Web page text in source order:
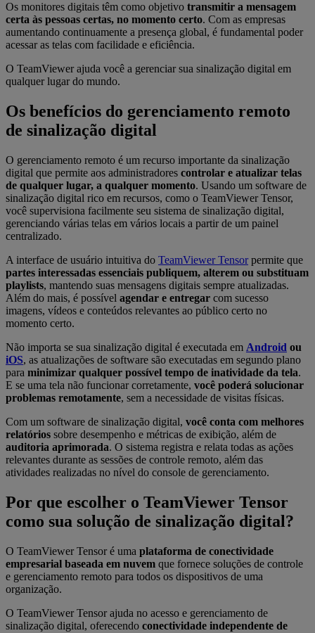
Os monitores digitais têm como objetivo transmitir a mensagem
certa às pessoas certas, no momento certo. Com as empresas
aumentando continuamente a presença global, é fundamental poder
acessar as telas com facilidade e eficiência.
O TeamViewer ajuda você a gerenciar sua sinalização digital em
qualquer lugar do mundo.
Os benefícios do gerenciamento remoto
de sinalização digital
O gerenciamento remoto é um recurso importante da sinalização
digital que permite aos administradores controlar e atualizar telas
de qualquer lugar, a qualquer momento. Usando um software de
sinalização digital rico em recursos, como o TeamViewer Tensor,
você supervisiona facilmente seu sistema de sinalização digital,
gerenciando várias telas em vários locais a partir de um painel
centralizado.
A interface de usuário intuitiva do TeamViewer Tensorpermite que
partes interessadas essenciais publiquem, alterem ou substituam
playlists, mantendo suas mensagens digitais sempre atualizadas.
Além do mais, é possível agendar e entregar com sucesso
imagens, vídeos e conteúdos relevantes ao público certo no
momento certo.
Não importa se sua sinalização digital é executada em Android ou
iOS, as atualizações de software são executadas em segundo plano
para minimizar qualquer possível tempo de inatividade da tela.
E se uma tela não funcionar corretamente, você poderá solucionar
problemas remotamente, sem a necessidade de visitas físicas.
Com um software de sinalização digital, você conta com melhores
relatórios sobre desempenho e métricas de exibição, além de
auditoria aprimorada. O sistema registra e relata todas as ações
relevantes durante as sessões de controle remoto, além das
atividades realizadas no nível do console de gerenciamento.
Por que escolher o TeamViewer Tensor
como sua solução de sinalização digital?
O TeamViewer Tensor é uma plataforma de conectividade
empresarial baseada em nuvem que fornece soluções de controle
e gerenciamento remoto para todos os dispositivos de uma
organização.
O TeamViewer Tensor ajuda no acesso e gerenciamento de
sinalização digital, oferecendo conectividade independente de